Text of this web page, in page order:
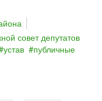
совет депутатов
устав
публичные